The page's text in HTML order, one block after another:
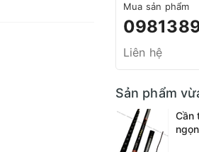
Mua sản phẩm
Liên hệ
Sản phẩm
Cần